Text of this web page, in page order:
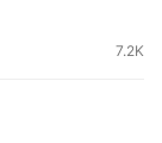
7.2K